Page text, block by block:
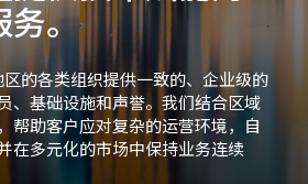
务。
的各类组织提供一致的、企业级的
、基础设施和声誉。我们结合区域
帮助客户应对复杂的运营环境，自
在多元化的市场中保持业务连续